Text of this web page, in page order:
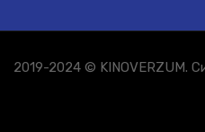
2019-2024 © KINOVERZUM.